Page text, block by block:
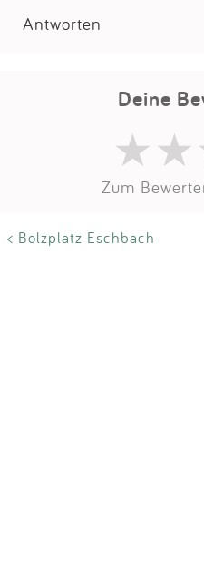
Antworten
Deine
Zum
< Bolzplatz Eschbach